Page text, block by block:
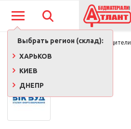
Выбрать регион (склад):
ХАРЬКОВ
КИЕВ
ДНЕПР
Главная Производители
ВІК БУД